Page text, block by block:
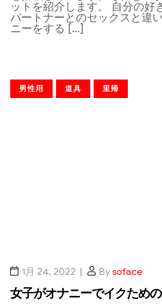
ットを紹介します。 自分の好
パートナーとのセックスと違
ニーをする […]
男性用 道具 里帰
1月 24, 2022 Bysoface
女子がオナニーでイクため